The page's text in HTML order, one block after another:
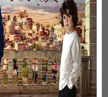
Үнсіз жүрек